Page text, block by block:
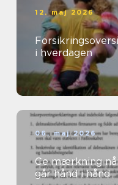
12. maj 2026
i hverdagen
06. maj 2026
Ce mærkning når sikkerhed og ansvar
går hånd i hånd